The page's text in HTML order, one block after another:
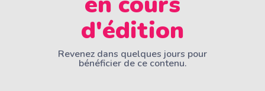
d'édition
Revenez dans quelques jours pour
bénéficier de ce contenu.